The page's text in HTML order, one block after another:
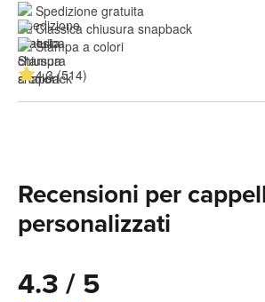
Spedizione gratuita
Classica chiusura snapback
Stampa a colori
4.3 (514)
Recensioni per
personalizzati
4.3 / 5